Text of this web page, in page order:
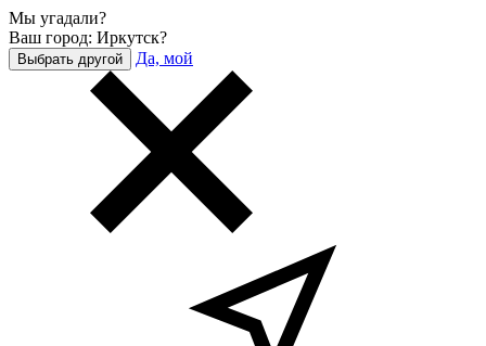
Мы угадали?
Ваш город: Иркутск?
Выбрать другой Да, мой